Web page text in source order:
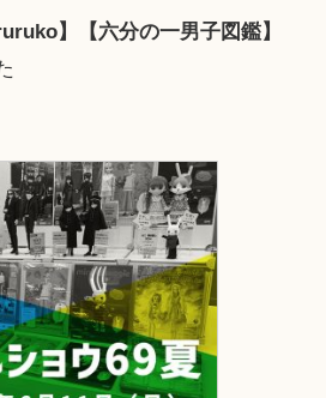
】【六分の一男子図鑑】